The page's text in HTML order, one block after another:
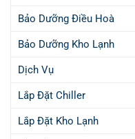
Bảo Dưỡng Điều Hoà
Bảo Dưỡng Kho Lạnh
Dịch Vụ
Lắp Đặt Chiller
Lắp Đặt Kho Lạnh